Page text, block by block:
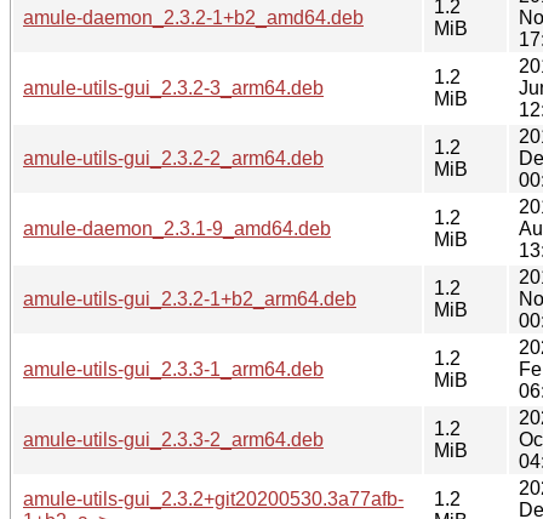
amule-daemon_2.3.2-1+b2_amd64.deb
1.2
MiB
amule-utils-gui_2.3.2-3_arm64.deb
1.2
MiB
amule-utils-gui_2.3.2-2_arm64.deb
1.2
MiB
amule-daemon_2.3.1-9_amd64.deb
1.2
MiB
amule-utils-gui_2.3.2-1+b2_arm64.deb
1.2
MiB
amule-utils-gui_2.3.3-1_arm64.deb
1.2
MiB
amule-utils-gui_2.3.3-2_arm64.deb
1.2
MiB
amule-utils-gui_2.3.2+git20200530.3a77afb-
1.2